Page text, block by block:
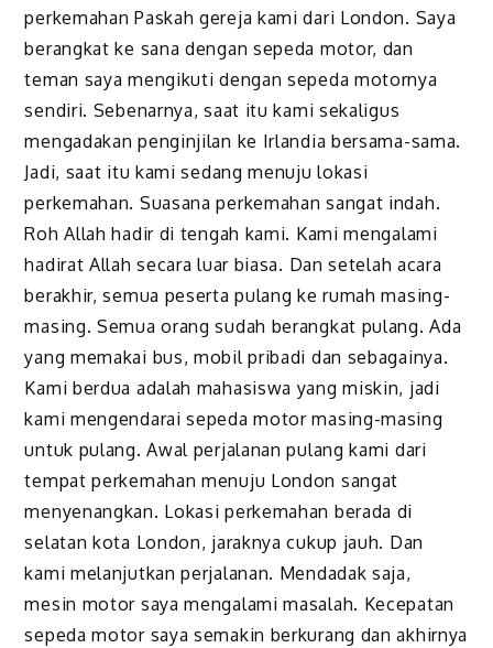
perkemahan Paskah gereja kami dari London. Saya
berangkat ke sana dengan sepeda motor, dan
teman saya mengikuti dengan sepeda motornya
sendiri. Sebenarnya, saat itu kami sekaligus
mengadakan penginjilan ke Irlandia bersama-sama.
Jadi, saat itu kami sedang menuju lokasi
perkemahan. Suasana perkemahan sangat indah.
Roh Allah hadir di tengah kami. Kami mengalami
hadirat Allah secara luar biasa. Dan setelah acara
berakhir, semua peserta pulang ke rumah masing-
masing. Semua orang sudah berangkat pulang. Ada
yang memakai bus, mobil pribadi dan sebagainya.
Kami berdua adalah mahasiswa yang miskin, jadi
kami mengendarai sepeda motor masing-masing
untuk pulang. Awal perjalanan pulang kami dari
tempat perkemahan menuju London sangat
menyenangkan. Lokasi perkemahan berada di
selatan kota London, jaraknya cukup jauh. Dan
kami melanjutkan perjalanan. Mendadak saja,
mesin motor saya mengalami masalah. Kecepatan
sepeda motor saya semakin berkurang dan akhirnya